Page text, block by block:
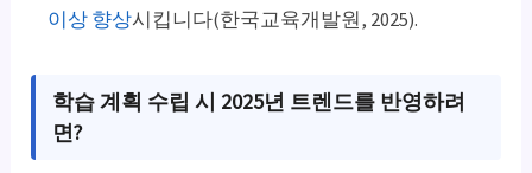
이상 향상시킵니다(한국교육개발원, 2025).
학습 계획 수립 시 2025년 트렌드를 반영하려
면?